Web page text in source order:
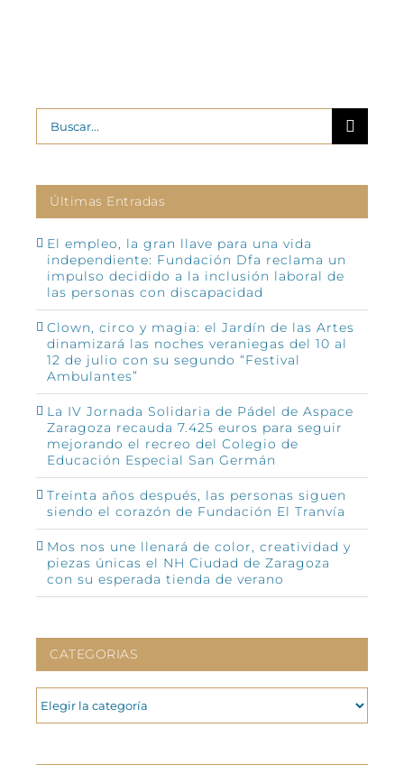
Buscar:
Últimas Entradas
El empleo, la gran llave para una vida
independiente: Fundación Dfa reclama un
impulso decidido a la inclusión laboral de
las personas con discapacidad
Clown, circo y magia: el Jardín de las Artes
dinamizará las noches veraniegas del 10 al
12 de julio con su segundo “Festival
Ambulantes”
La IV Jornada Solidaria de Pádel de Aspace
Zaragoza recauda 7.425 euros para seguir
mejorando el recreo del Colegio de
Educación Especial San Germán
Treinta años después, las personas siguen
siendo el corazón de Fundación El Tranvía
Mos nos une llenará de color, creatividad y
piezas únicas el NH Ciudad de Zaragoza
con su esperada tienda de verano
CATEGORIAS
CATEGORIAS